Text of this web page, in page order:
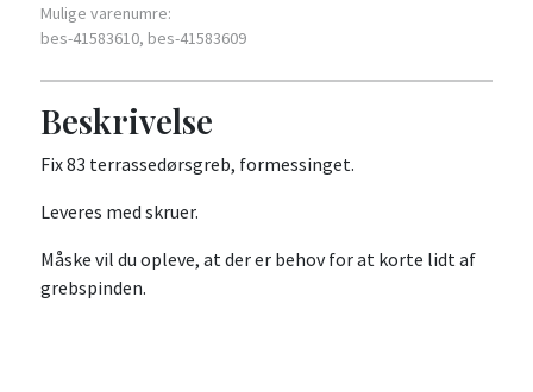
Mulige varenumre:
bes-41583610, bes-41583609
Beskrivelse
Fix 83 terrassedørsgreb, formessinget.
Leveres med skruer.
Måske vil du opleve, at der er behov for at korte lidt af
grebspinden.